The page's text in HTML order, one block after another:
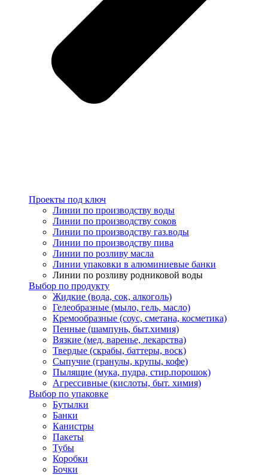
Проекты под ключ
Линии по производству воды
Линии по производству соков
Линии по производству газ.воды
Линии по производству пива
Линии по розливу масла
Линии упаковки в алюминиевые банки
Линии по розливу родниковой воды
Выбор по продукту
Жидкие (вода, сок, алкоголь)
Гелеобразные (мыло, гель, масло)
Кремообразные (соус, сметана, косметика)
Пенные (шампунь, быт.химия)
Вязкие (мед, варенье, лекарства)
Твердые (скрабы, баттеры, воск)
Сыпучие (гранулы, крупы, кофе)
Пылящие (мука, пудра, стир.порошок)
Агрессивные (кислоты, быт. химия)
Выбор по упаковке
Бутылки
Банки
Канистры
Пакеты
Тубы
Коробки
Бочки